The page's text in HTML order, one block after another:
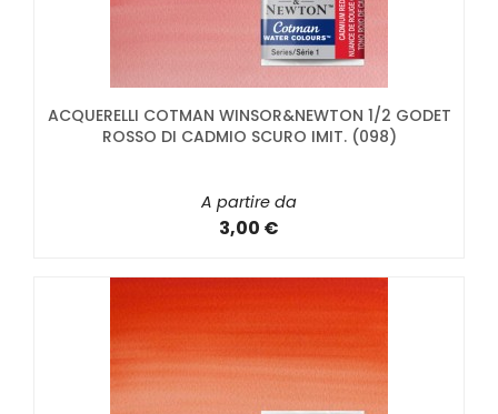
ACQUERELLI COTMAN WINSOR&NEWTON 1/2 GODET
ROSSO DI CADMIO SCURO IMIT. (098)
A partire da
3,00 €